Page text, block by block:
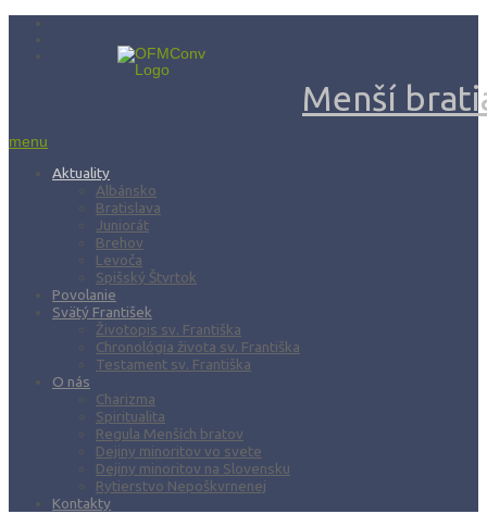
Menší
menu
Aktuality
Albánsko
Bratislava
Juniorát
Brehov
Levoča
Spišský Štvrtok
Povolanie
Svätý František
Životopis sv. Františka
Chronológia života sv. Františka
Testament sv. Františka
O nás
Charizma
Spiritualita
Regula Menších bratov
Dejiny minoritov vo svete
Dejiny minoritov na Slovensku
Rytierstvo Nepoškvrnenej
Kontakty